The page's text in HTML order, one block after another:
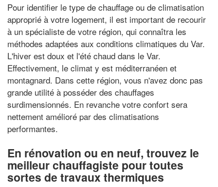
Pour identifier le type de chauffage ou de climatisation
approprié à votre logement, il est important de recourir
à un spécialiste de votre région, qui connaîtra les
méthodes adaptées aux conditions climatiques du Var.
L'hiver est doux et l'été chaud dans le Var.
Effectivement, le climat y est méditerranéen et
montagnard. Dans cette région, vous n'avez donc pas
grande utilité à posséder des chauffages
surdimensionnés. En revanche votre confort sera
nettement amélioré par des climatisations
performantes.
En rénovation ou en neuf, trouvez le
meilleur chauffagiste pour toutes
sortes de travaux thermiques